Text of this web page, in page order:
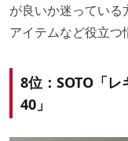
が良いか迷っている
アイテムなど役立つ
8位：SOTO「
40」